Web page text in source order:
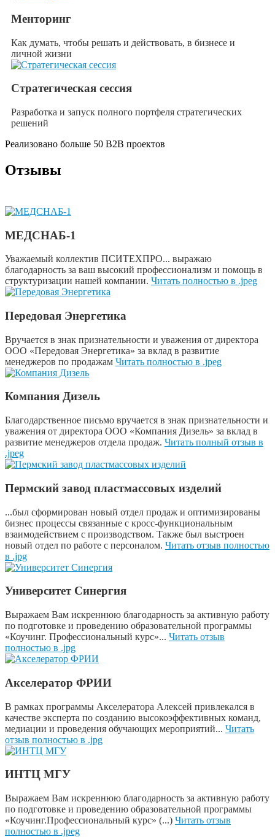
Менторинг
Как думать, чтобы решать и действовать, в бизнесе и
личной жизни
Стратегическая сессия
Разработка и запуск полного портфеля стратегических
решений
Реализовано больше 50 B2B проектов
Отзывы
МЕДСНАБ-1
Уважаемый коллектив ПСИТЕХПРО... выражаю
благодарность за ваш высокий профессионализм и помощь в
структуризации нашей компании. Читать полностью в .jpeg
Передовая Энергетика
Вручается в знак признательности и уважения от директора
ООО «Передовая Энергетика» за вклад в развитие
менеджеров по продажам Читать полностью в .jpeg
Компания Дизель
Благодарственное письмо вручается в знак признательности и
уважения от директора ООО «Компания Дизель» за вклад в
развитие менеджеров отдела продаж. Читать полный отзыв в
.jpeg
Пермский завод пластмассовых изделий
...был сформирован новый отдел продаж и оптимизированы
бизнес процессы связанные с кросс-функциональным
взаимодействием с производством. Также был выстроен
новый отдел по работе с персоналом. Читать отзыв полностью
в .jpg
Университет Синергия
Выражаем Вам искреннюю благодарность за активную работу
по подготовке и проведению образовательной программы
«Коучинг. Профессиональный курс»... Читать отзыв
полностью в .jpg
Акселератор ФРИИ
В рамках программы Акселератора Алексей привлекался в
качестве эксперта по созданию высокоэффективных команд,
медиации и проведения обучающих мероприятий... Читать
отзыв полностью в .jpg
ИНТЦ МГУ
Выражаем Вам искреннюю благодарность за активную работу
по подготовке и проведению образовательной программы
«Коучинг.Профессиональный курс» (...) Читать отзыв
полностью в .jpeg